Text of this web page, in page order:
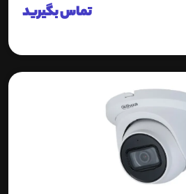
تماس بگیرید